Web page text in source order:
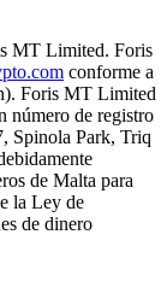
MT Limited. Foris
conforme a
Foris MT Limited
número de registro
Spinola Park, Triq
de Malta para
la Ley de
de dinero